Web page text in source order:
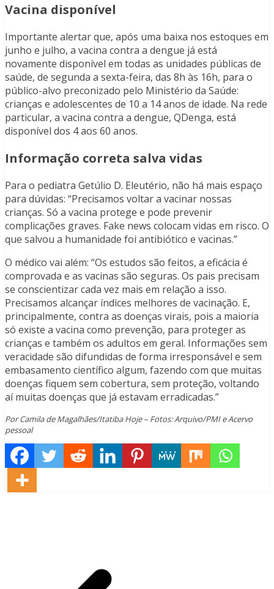
Vacina disponível
Importante alertar que, após uma baixa nos estoques em
junho e julho, a vacina contra a dengue já está
novamente disponível em todas as unidades públicas de
saúde, de segunda a sexta-feira, das 8h às 16h, para o
público-alvo preconizado pelo Ministério da Saúde:
crianças e adolescentes de 10 a 14 anos de idade. Na rede
particular, a vacina contra a dengue, QDenga, está
disponível dos 4 aos 60 anos.
Informação correta salva vidas
Para o pediatra Getúlio D. Eleutério, não há mais espaço
para dúvidas: “Precisamos voltar a vacinar nossas
crianças. Só a vacina protege e pode prevenir
complicações graves. Fake news colocam vidas em risco. O
que salvou a humanidade foi antibiótico e vacinas.”
O médico vai além: “Os estudos são feitos, a eficácia é
comprovada e as vacinas são seguras. Os pais precisam
se conscientizar cada vez mais em relação a isso.
Precisamos alcançar índices melhores de vacinação. E,
principalmente, contra as doenças virais, pois a maioria
só existe a vacina como prevenção, para proteger as
crianças e também os adultos em geral. Informações sem
veracidade são difundidas de forma irresponsável e sem
embasamento científico algum, fazendo com que muitas
doenças fiquem sem cobertura, sem proteção, voltando
aí muitas doenças que já estavam erradicadas.”
Por Camila de Magalhães/Itatiba Hoje – Fotos: Arquivo/PMI e Acervo
pessoal